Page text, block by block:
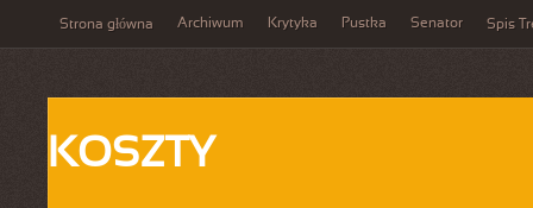
Strona główna Archiwum Krytyka Pustka Senator Spis
KOSZTY